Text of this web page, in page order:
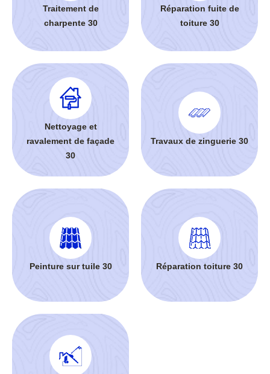
Traitement de
charpente 30
Réparation fuite de
toiture 30
Nettoyage et
ravalement de façade
30
Travaux de zinguerie 30
Peinture sur tuile 30 Réparation toiture 30